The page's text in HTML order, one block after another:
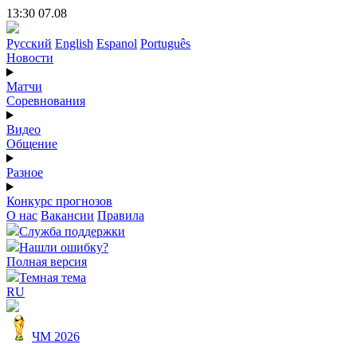
13:30 07.08
Русский English Espanol Português
Новости
Матчи
Соревнования
Видео
Общение
Разное
Конкурс прогнозов
О нас Вакансии Правила
Служба поддержки
Нашли ошибку?
Полная версия
Темная тема
RU
ЧМ 2026